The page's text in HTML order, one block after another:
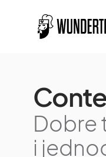
Dobre
i